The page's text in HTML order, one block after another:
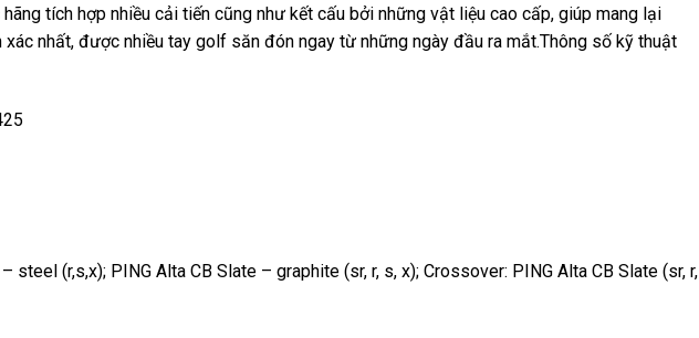
tích hợp nhiều cải tiến cũng như kết cấu bởi những vật liệu cao cấp, giúp mang lại
xác nhất, được nhiều tay golf săn đón ngay từ những ngày đầu ra mắt.Thông số kỹ thuật
steel (r,s,x); PING Alta CB Slate – graphite (sr, r, s, x); Crossover: PING Alta CB Slate (sr, r,